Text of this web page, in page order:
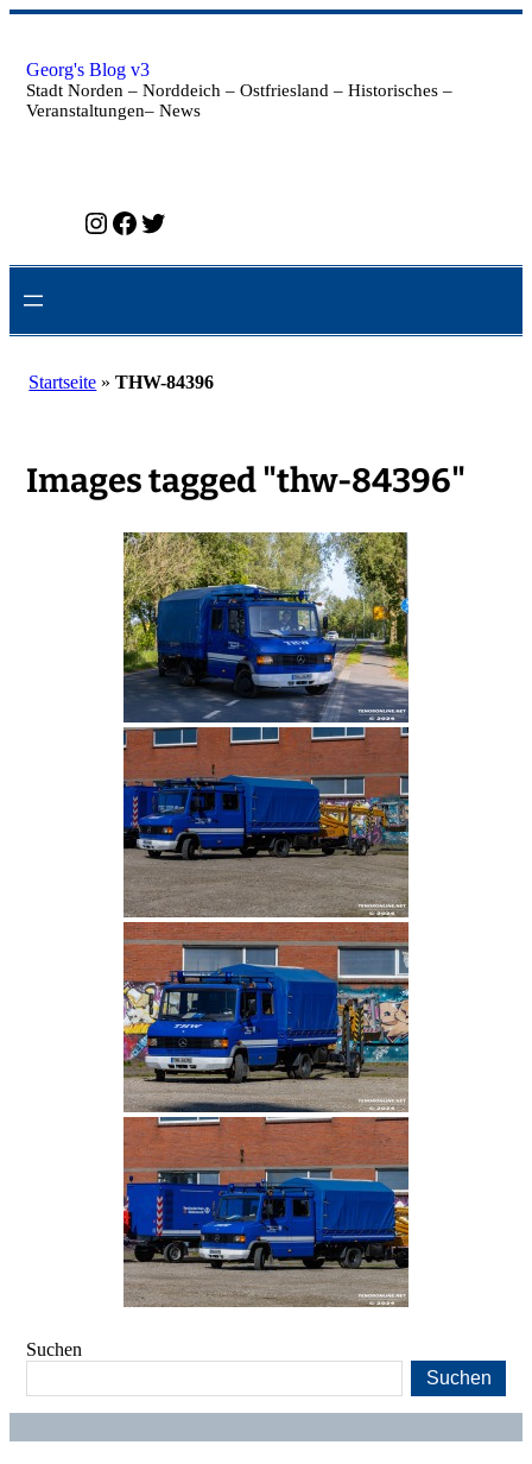
Zum
springen
Georg's Blog v3
Stadt Norden – Norddeich – Ostfriesland – Historisches –
Veranstaltungen– News
Instagram Facebook Twitter
Startseite »THW-84396
Images tagged "thw-84396"
Suchen
Suchen